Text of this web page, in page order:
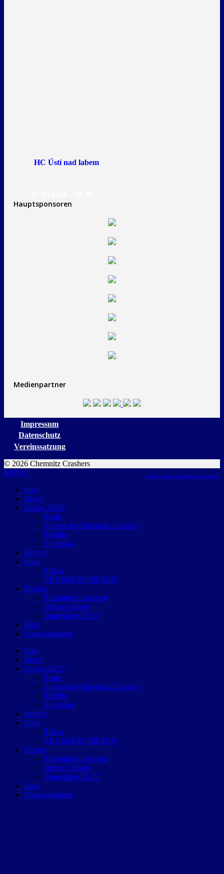
HC Ústí nad labem
Hauptsponsoren
Medienpartner
Impressum
Datenschutz
Vereinssatzung
© 2026 Chemnitz Crashers
design: future werbeagentur chemnitz
MENU
Start
News
Saison 26/27
Team
Spieler der Chemnitz Crashers
Tabelle
Spielplan
Partner
Shop
Trikot
CRASHERS MERCH
Tickets
Ticketinformationen
Online-Tickets
Dauerkarte 26/27
Fans
Young-crashers
Start
News
Saison 26/27
Team
Spieler der Chemnitz Crashers
Tabelle
Spielplan
Partner
Shop
Trikot
CRASHERS MERCH
Tickets
Ticketinformationen
Online-Tickets
Dauerkarte 26/27
Fans
Young-crashers